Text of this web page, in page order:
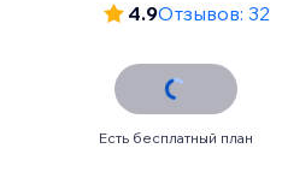
4.9Отзывов: 32
Есть бесплатный план